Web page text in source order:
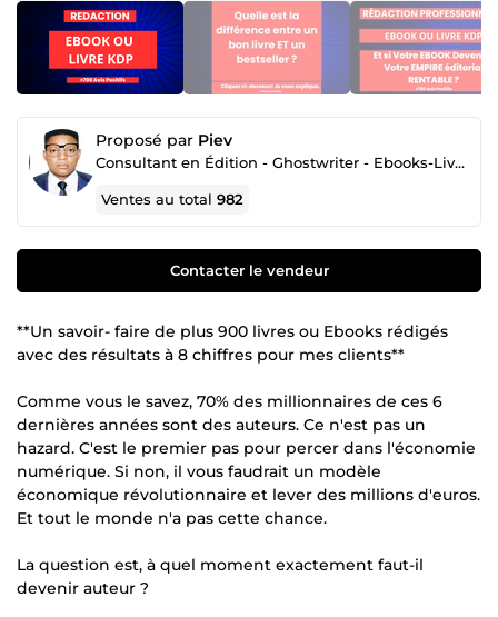
Proposé par Piev
Consultant en Édition - Ghostwriter - Ebooks-Livres Amazon kdp
Ventes au total982
Contacter le vendeur
**Un savoir- faire de plus 900 livres ou Ebooks rédigés
avec des résultats à 8 chiffres pour mes clients**
Comme vous le savez, 70% des millionnaires de ces 6
dernières années sont des auteurs. Ce n'est pas un
hazard. C'est le premier pas pour percer dans l'économie
numérique. Si non, il vous faudrait un modèle
économique révolutionnaire et lever des millions d'euros.
Et tout le monde n'a pas cette chance.
La question est, à quel moment exactement faut-il
devenir auteur ?